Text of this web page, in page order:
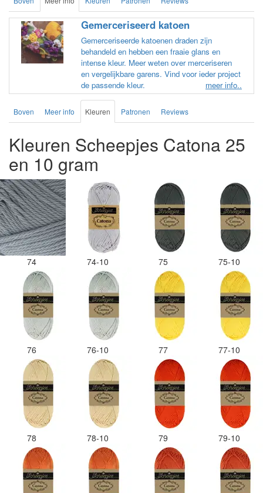
Gemerceriseerd katoen
Gemerceriseerde katoenen draden zijn
behandeld en hebben een fraaie glans en
intense kleur. Meer weten over merceriseren
en vergelijkbare garens. Vind voor ieder project
de passende kleur.
meer info..
Boven Meer info Kleuren Patronen Reviews
Kleuren Scheepjes Catona 25
en 10 gram
74 74-10 75 75-10
76 76-10 77 77-10
78 78-10 79 79-10